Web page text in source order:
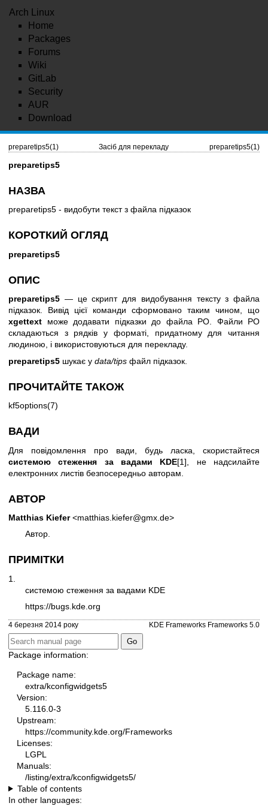
Arch Linux
Home
Packages
Forums
Wiki
GitLab
Security
AUR
Download
preparetips5(1) Засіб для перекладу preparetips5(1)
preparetips5
НАЗВА
preparetips5 - видобути текст з файла підказок
КОРОТКИЙ ОГЛЯД
preparetips5
ОПИС
preparetips5 — це скрипт для видобування тексту з файла
підказок. Вивід цієї команди сформовано таким чином, що
xgettext може додавати підказки до файла PO. Файли PO
складаються з рядків у форматі, придатному для читання
людиною, і використовуються для перекладу.
preparetips5 шукає у data/tips файл підказок.
ПРОЧИТАЙТЕ ТАКОЖ
kf5options(7)
ВАДИ
Для повідомлення про вади, будь ласка, скористайтеся
системою стеження за вадами KDE[1], не надсилайте
електронних листів безпосередньо авторам.
АВТОР
Matthias Kiefer<matthias.kiefer@gmx.de>
Автор.
ПРИМІТКИ
1.
системою стеження за вадами KDE
https://bugs.kde.org
4 березня 2014 року KDE Frameworks Frameworks 5.0
Package information:
Package name:
extra/kconfigwidgets5
Version:
5.116.0-3
Upstream:
https://community.kde.org/Frameworks
Licenses:
LGPL
Manuals:
/listing/extra/kconfigwidgets5/
Table of contents
In other languages: